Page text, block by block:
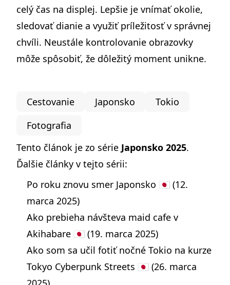
celý čas na displej. Lepšie je vnímať okolie,
sledovať dianie a využiť príležitosť v správnej
chvíli. Neustále kontrolovanie obrazovky
môže spôsobiť, že dôležitý moment unikne.
Cestovanie Japonsko
Tokio
Fotografia
Tento článok je zo série Japonsko 2025.
Ďalšie články v tejto sérii:
Po roku znovu smer Japonsko 🇯🇵 (12.
marca 2025)
Ako prebieha návšteva maid cafe v
Akihabare 🇯🇵 (19. marca 2025)
Ako som sa učil fotiť nočné Tokio na kurze
Tokyo Cyberpunk Streets 🇯🇵 (26. marca